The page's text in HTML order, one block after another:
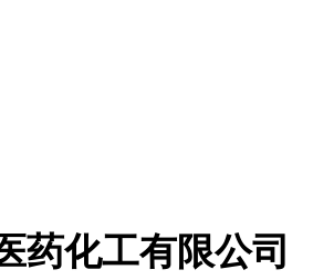
药化工有限公司